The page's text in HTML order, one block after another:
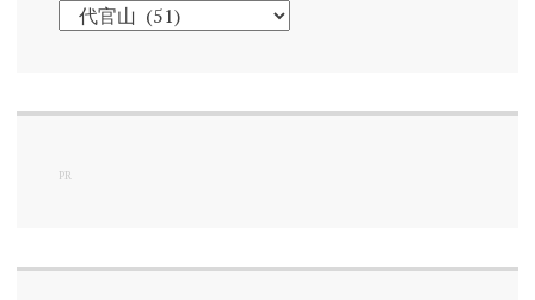
テ
ー
PR